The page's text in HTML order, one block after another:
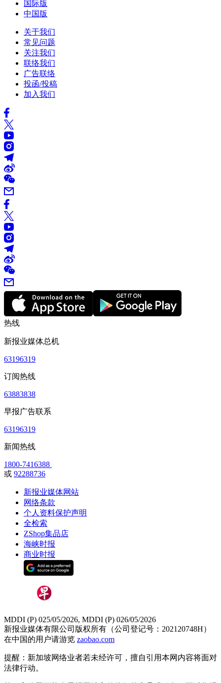
国际版
中国版
关于我们
常见问题
关注我们
联络我们
广告联络
投函/投稿
加入我们
热线
新报业媒体总机
63196319
订阅热线
63883838
早报广告联系
63196319
新闻热线
1800-7416388
或 92288736
新报业媒体网站
网络条款
个人资料保护声明
全检索
ZShop集品店
海峡时报
商业时报
MDDI (P) 025/05/2026, MDDI (P) 026/05/2026
新报业媒体有限公司版权所有（公司登记号：202120748H）
在中国的用户请游览 zaobao.com
提醒：新加坡网络业者若未经许可，擅自引用本网内容将面对
法律行动。